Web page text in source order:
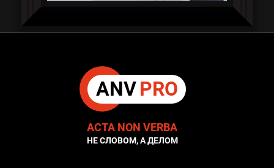
ANVPRO
ACTA NON VERBA
НЕ СЛОВОМ, А ДЕЛОМ